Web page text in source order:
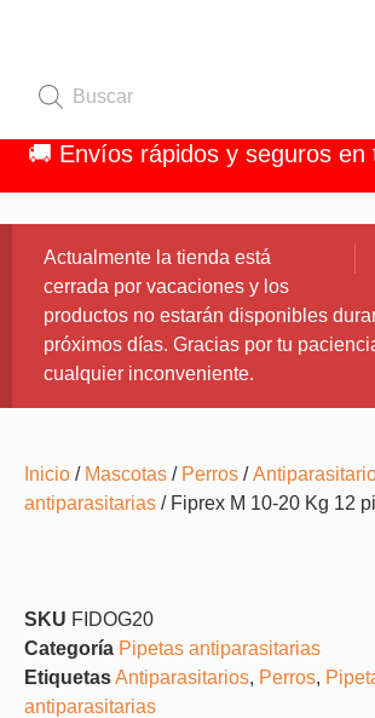
🚚 Envíos rápidos y seguros en
Actualmente la tienda está
cerrada por vacaciones y los
productos no estarán disponibles
próximos días. Gracias por tu
cualquier inconveniente.
Inicio / Mascotas / Perros /
antiparasitarias / Fiprex M 10-20 Kg 12
SKU FIDOG20
Categoría Pipetas antiparasitarias
EtiquetasAntiparasitarios, Perros,
antiparasitarias